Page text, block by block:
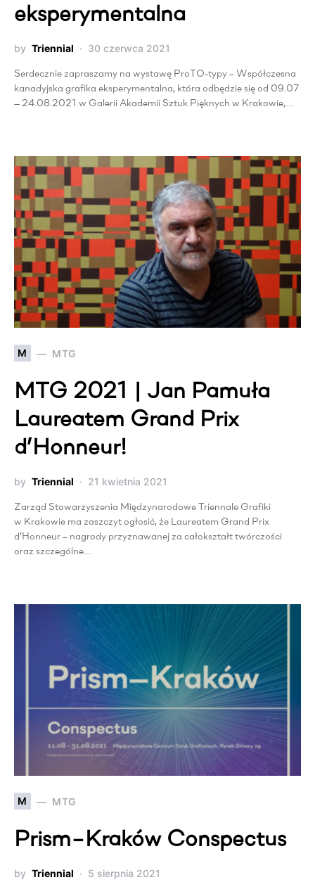
eksperymentalna
by Triennial 30 czerwca 2021
Serdecznie zapraszamy na wystawę ProTO-typy – Współczesna
kanadyjska grafika eksperymentalna, która odbędzie się od 09.07
— 24.08.2021 w Galerii Akademii Sztuk Pięknych w Krakowie,…
M MTG
MTG 2021 | Jan Pamuła
Laureatem Grand Prix
d’Honneur!
by Triennial 21 kwietnia 2021
Zarząd Stowarzyszenia Międzynarodowe Triennale Grafiki
w Krakowie ma zaszczyt ogłosić, że Laureatem Grand Prix
d’Honneur – nagrody przyznawanej za całokształt twórczości
oraz szczególne…
M MTG
Prism−Kraków Conspectus
by Triennial 5 sierpnia 2021